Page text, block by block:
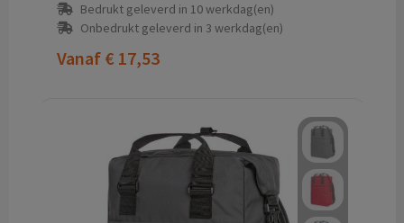
Bedrukt geleverd in 10 werkdag(en)
Onbedrukt geleverd in 3 werkdag(en)
Vanaf € 17,53